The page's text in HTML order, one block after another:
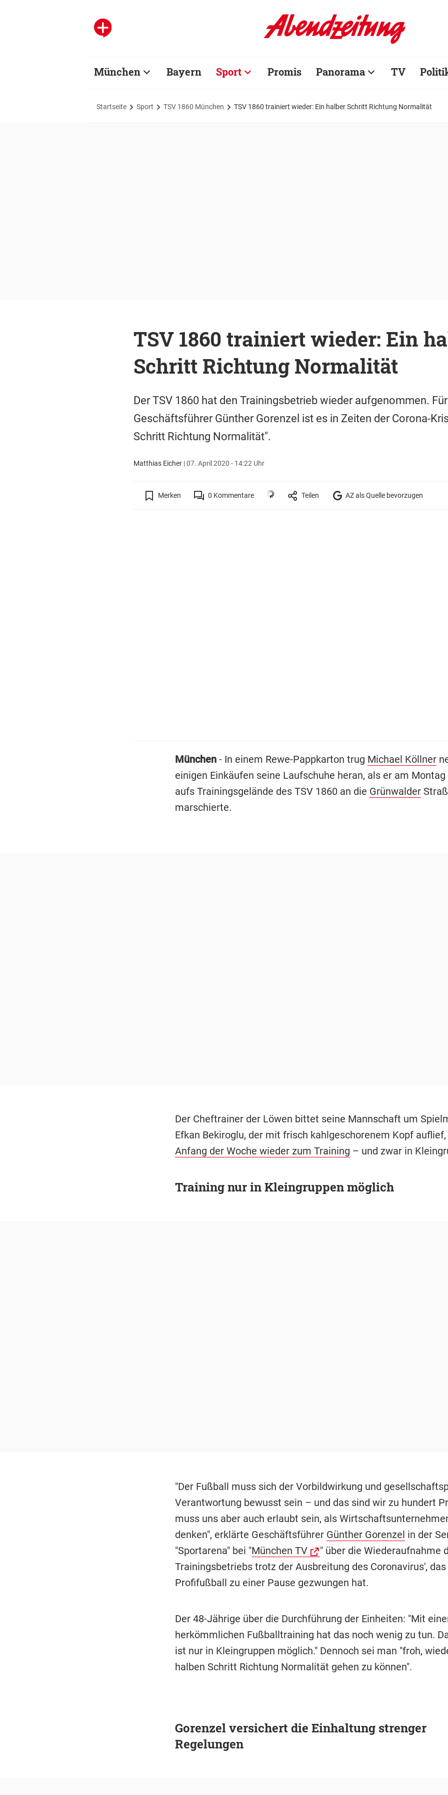
München Bayern Sport Promis Panorama TV
Startseite Sport TSV 1860 München TSV 1860 trainiert wieder: Ein halber Schritt Richtung Normalität
TSV 1860 trainiert wieder: Ein
Schritt Richtung Normalität
Der TSV 1860 hat den Trainingsbetrieb wieder aufgenommen.
Geschäftsführer Günther Gorenzel ist es in Zeiten der Corona-
Schritt Richtung Normalität".
Matthias Eicher|07. April 2020 - 14:22 Uhr
Merken 0 Kommentare Teilen AZ als Quelle bevorzugen
München- In einem Rewe-Pappkarton trug Michael Köllner
einigen Einkäufen seine Laufschuhe heran, als er am
aufs Trainingsgelände des TSV 1860 an die Grünwalder
marschierte.
Der Cheftrainer der Löwen bittet seine Mannschaft um
Efkan Bekiroglu, der mit frisch kahlgeschorenem Kopf auflief,
Anfang der Woche wieder zum Training – und zwar in
Training nur in Kleingruppen möglich
"Der Fußball muss sich der Vorbildwirkung und
Verantwortung bewusst sein – und das sind wir zu hundert
muss uns aber auch erlaubt sein, als
denken", erklärte Geschäftsführer Günther Gorenzel in der
"Sportarena" bei "München TV
" über die Wiederaufnahme
Trainingsbetriebs trotz der Ausbreitung des Coronavirus', das
Profifußball zu einer Pause gezwungen hat.
Der 48-Jährige über die Durchführung der Einheiten: "Mit
herkömmlichen Fußballtraining hat das noch wenig zu tun.
ist nur in Kleingruppen möglich." Dennoch sei man "froh,
halben Schritt Richtung Normalität gehen zu können".
Gorenzel versichert die Einhaltung strenger
Regelungen